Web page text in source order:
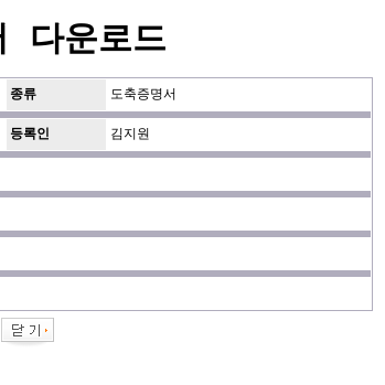
다운로드
종류 도축증명서
등록인 김지원